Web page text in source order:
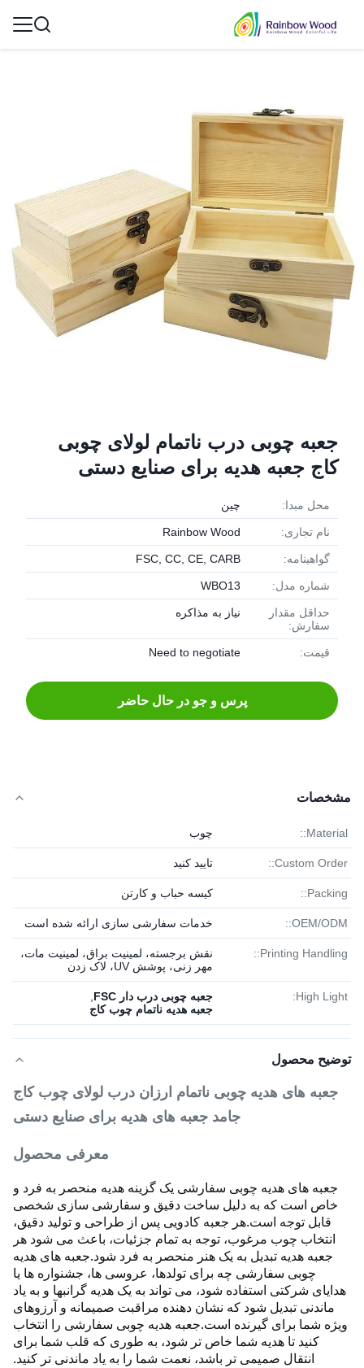
جعبه چوبی درب ناتمام لولای چوبی
کاج جعبه هدیه برای صنایع دستی
محل مبدا: چین
نام تجاری: Rainbow Wood
گواهینامه: FSC, CC, CE, CARB
شماره مدل: WBO13
حداقل مقدار
سفارش:
نیاز به مذاکره
قیمت: Need to negotiate
پرس و جو در حال حاضر
مشخصات
Material:: چوب
Custom Order:: تایید کنید
Packing:: کیسه حباب و کارتن
OEM/ODM:: خدمات سفارشی سازی ارائه شده است
Printing Handling::
نقش برجسته، لمینیت براق، لمینیت مات،
مهر زنی، پوشش UV، لاک زدن
High Light: جعبه چوبی درب دار FSC
جعبه هدیه ناتمام چوب کاج
توضیح محصول
جعبه های هدیه چوبی ناتمام ارزان درب لولای چوب کاج
جامد جعبه های هدیه برای صنایع دستی
معرفی محصول
جعبه های هدیه چوبی سفارشی یک گزینه هدیه منحصر به فرد و
خاص است که به دلیل ساخت دقیق و سفارشی سازی شخصی
قابل توجه است.هر جعبه کادویی پس از طراحی و تولید دقیق،
انتخاب چوب مرغوب، توجه به تمام جزئیات، باعث می شود هر
جعبه هدیه تبدیل به یک هنر منحصر به فرد شود.جعبه های هدیه
چوبی سفارشی چه برای تولدها، عروسی ها، جشنواره ها یا
هدایای شرکتی استفاده شود، می تواند به یک هدیه گرانبها و به یاد
ماندنی تبدیل شود که نشان دهنده مراقبت صمیمانه و آرزوهای
ویژه شما برای گیرنده است.جعبه هدیه چوبی سفارشی را انتخاب
کنید تا هدیه شما خاص تر شود، به طوری که قلب شما برای
انتقال صمیمی تر باشد، نعمت شما را به یاد ماندنی تر کنید.